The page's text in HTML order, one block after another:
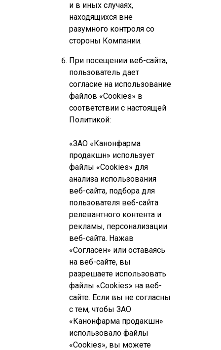
и в иных случаях,
находящихся вне
разумного контроля со
стороны Компании.
При посещении веб-сайта,
пользователь дает
согласие на использование
файлов «Cookies» в
соответствии с настоящей
Политикой:
«ЗАО «Канонфарма
продакшн» использует
файлы «Cookies» для
анализа использования
веб-сайта, подбора для
пользователя веб-сайта
релевантного контента и
рекламы, персонализации
веб-сайта. Нажав
«Согласен» или оставаясь
на веб-сайте, вы
разрешаете использовать
файлы «Cookies» на веб-
сайте. Если вы не согласны
с тем, чтобы ЗАО
«Канонфарма продакшн»
использовало файлы
«Cookies», вы можете